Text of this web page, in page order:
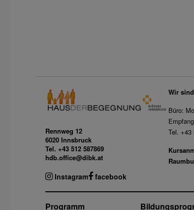
Rennweg 12
6020 Innsbruck
Tel. +43 512 587869
hdb.office@dibk.at
Instagram facebook
Wir
Büro:
Tel. +43
Programm